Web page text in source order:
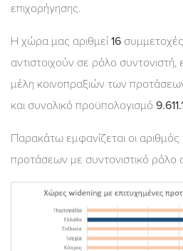
επιχορήγησης.
Η χώρα μας αριθμεί 16
αντιστοιχούν σε ρόλο συντονιστή,
μέλη κοινοπραξιών των
και συνολικό προϋπολογισμό
Παρακάτω εμφανίζεται οι
προτάσεων με συντονιστικό